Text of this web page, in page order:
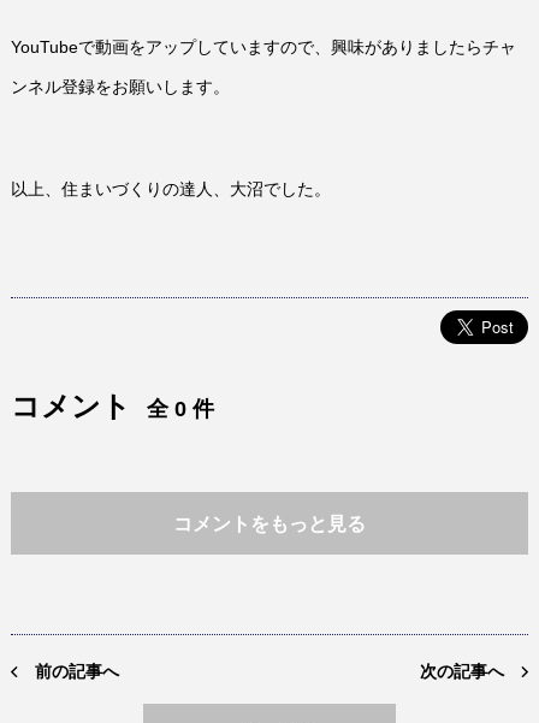
YouTubeで動画をアップしていますので、興味がありましたらチャ
ンネル登録をお願いします。
以上、住まいづくりの達人、大沼でした。
コメント 全 0 件
コメントをもっと見る
前の記事へ 次の記事へ